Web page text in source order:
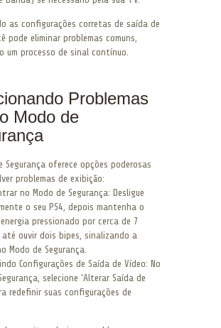
as configurações corretas de saída de
pode eliminar problemas comuns,
um processo de sinal contínuo.
Problemas
Modo de
Segurança oferece opções poderosas
problemas de exibição:
no Modo de Segurança: Desligue
o seu PS4, depois mantenha o
pressionado por cerca de 7
até ouvir dois bipes, sinalizando a
Modo de Segurança.
Configurações de Saída de Vídeo: No
selecione ‘Alterar Saída de
redefinir suas configurações de